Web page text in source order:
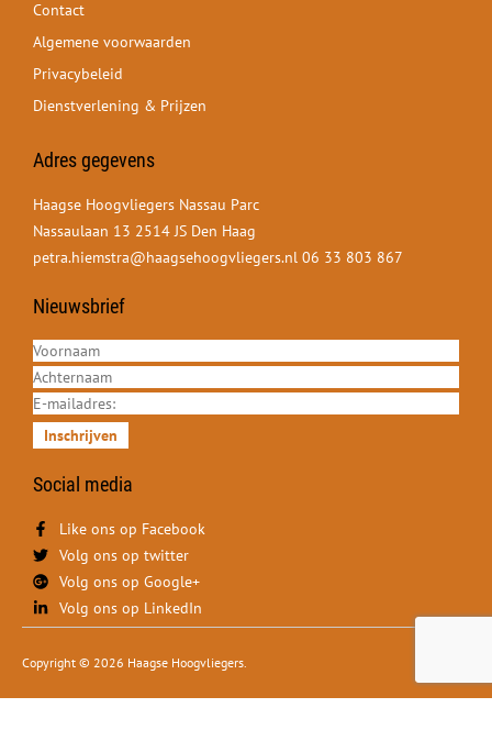
Contact
Algemene voorwaarden
Privacybeleid
Dienstverlening & Prijzen
Adres gegevens
Haagse Hoogvliegers Nassau Parc
Nassaulaan 13 2514 JS Den Haag
petra.hiemstra@haagsehoogvliegers.nl 06 33 803 867
Nieuwsbrief
Inschrijven
Social media
Like ons op Facebook
Volg ons op twitter
Volg ons op Google+
Volg ons op LinkedIn
Copyright © 2026 Haagse Hoogvliegers.